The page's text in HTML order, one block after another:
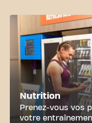
Nutrition
Prenez-vous vos
votre